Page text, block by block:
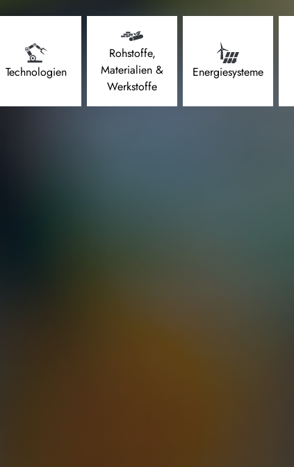
Technologien
Rohstoffe,
Materialien &
Werkstoffe
Energiesysteme